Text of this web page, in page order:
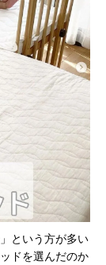
という方が多い
ドを選んだのか